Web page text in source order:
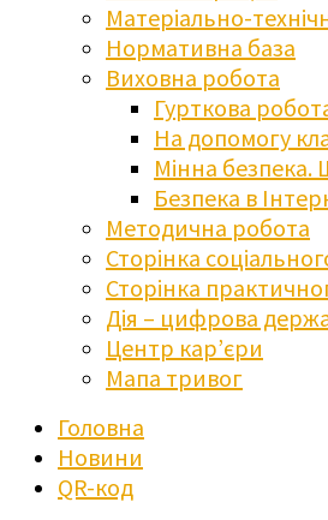
Матеріально-
Нормативна база
Виховна робота
Гурткова
На допомогу
Мінна безпека.
Безпека в
Методична робота
Сторінка
Сторінка
Дія – цифрова
Центр кар’єри
Мапа тривог
Головна
Новини
QR-код